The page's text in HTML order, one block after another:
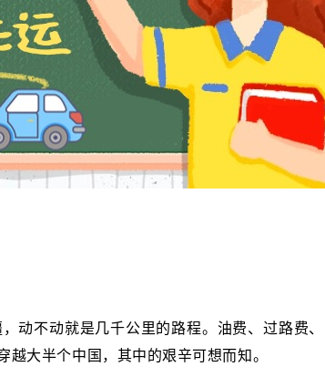
动不动就是几千公里的路程。油费、过路费
大半个中国，其中的艰辛可想而知。